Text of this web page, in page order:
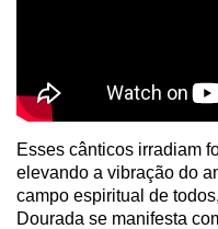
Esses cânticos irradiam
elevando a vibração do
campo espiritual de
Dourada se manifesta